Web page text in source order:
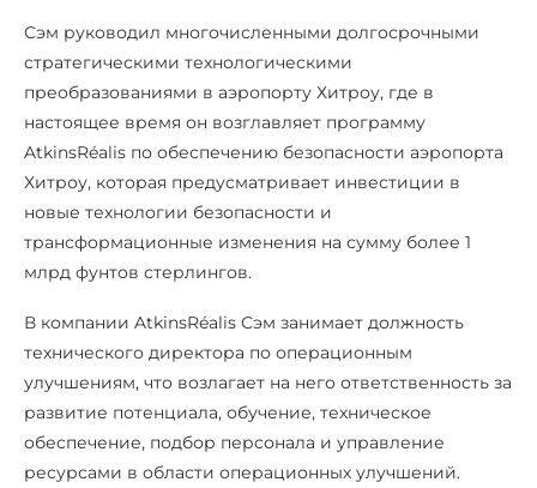
Сэм руководил многочисленными долгосрочными
стратегическими технологическими
преобразованиями в аэропорту Хитроу, где в
настоящее время он возглавляет программу
AtkinsRéalis по обеспечению безопасности аэропорта
Хитроу, которая предусматривает инвестиции в
новые технологии безопасности и
трансформационные изменения на сумму более 1
млрд фунтов стерлингов.
В компании AtkinsRéalis Сэм занимает должность
технического директора по операционным
улучшениям, что возлагает на него ответственность за
развитие потенциала, обучение, техническое
обеспечение, подбор персонала и управление
ресурсами в области операционных улучшений.